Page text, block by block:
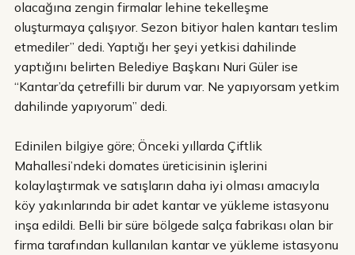
olacağına zengin firmalar lehine tekelleşme
oluşturmaya çalışıyor. Sezon bitiyor halen kantarı teslim
etmediler” dedi. Yaptığı her şeyi yetkisi dahilinde
yaptığını belirten Belediye Başkanı Nuri Güler ise
“Kantar’da çetrefilli bir durum var. Ne yapıyorsam yetkim
dahilinde yapıyorum” dedi.
Edinilen bilgiye göre; Önceki yıllarda Çiftlik
Mahallesi’ndeki domates üreticisinin işlerini
kolaylaştırmak ve satışların daha iyi olması amacıyla
köy yakınlarında bir adet kantar ve yükleme istasyonu
inşa edildi. Belli bir süre bölgede salça fabrikası olan bir
firma tarafından kullanılan kantar ve yükleme istasyonu